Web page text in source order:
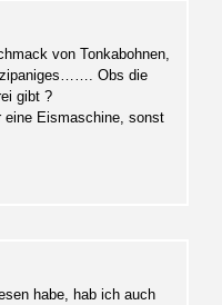
von Tonkabohnen,
Obs die
gibt ?
eine Eismaschine, sonst
habe, hab ich auch